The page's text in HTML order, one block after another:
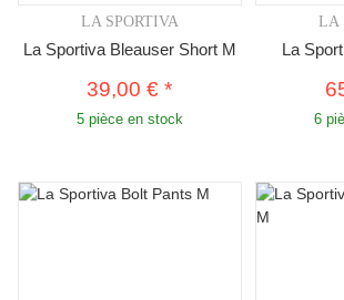
LA SPORTIVA
La Sportiva Bleauser Short M
39,00 €*
5 pièce en stock
LA
La
6